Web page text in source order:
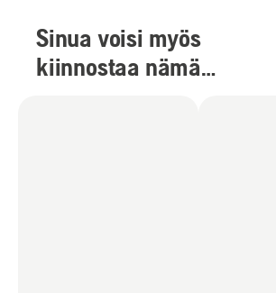
Sinua voisi myös
kiinnostaa nämä